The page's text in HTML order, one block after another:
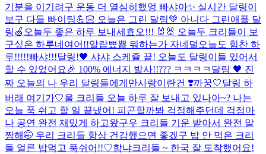
기분을 이기려구 운동 더 열심히했엉 빠샤아✨ 실시간 달링이
보구 다들 빠이팅💪🏻 오늘은 그린 달링💚 아니다 그린애플 달
링🍏 오늘두 좋은 하루 보내세효오!!! 🐰🐰 오늘두 크리들이 보
구싶은 하루네여어!!알랍뾰뿁 뭐하는가 자네덜 오늘도 힘찬 하
루!!!!!빠샤!!!달링!🖤 샤샤 스케쥴 끝! 오늘도 달링이들 있어서
할 수 있었어요🎉 100% 에너지 발사!!??? ㅋㅋㅋㅋ 달링 🖤 진
짜 오늘의 나 우리 달링들에게만사랑이란건 ❣️까꿍🤍달링 하
버래 여기가🤍울 크리들 오늘 하루 잘 보내고 있나아~? 나는
오늘 푹 쉬고 할 일 끝냈어! 피곤할까봐 걱정해주던데 걱정마
나 공연 완전 재밌게 하고왔구우 크리들 기운 받아서 완전 말
짱해🤭 우리 크리들 항상 건강했으면 좋겠구 밥 안 먹은 크리
들 얼른 밥먹고 푹쉬어!!♡함냐크리들 ~ 한국 잘 도착했어요!